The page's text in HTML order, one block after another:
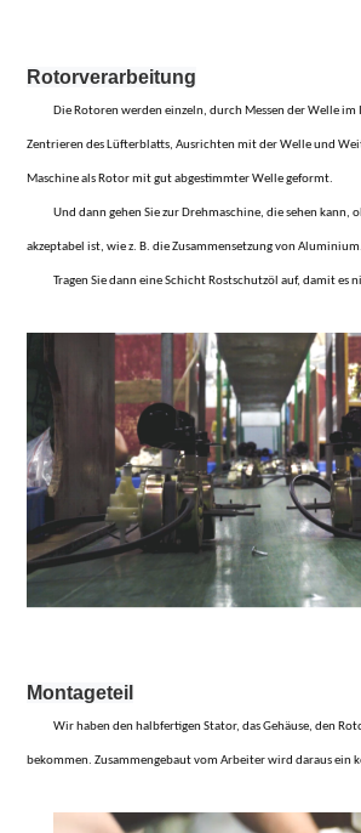
Rotorverarbeitung
Die Rotoren werden einzeln, durch Messen der Welle im
Zentrieren des Lüfterblatts, Ausrichten mit der Welle und
Maschine als Rotor mit gut abgestimmter Welle geformt.
Und dann gehen Sie zur Drehmaschine, die sehen kann,
akzeptabel ist, wie z. B. die Zusammensetzung von Aluminium.
Tragen Sie dann eine Schicht Rostschutzöl auf, damit es
Montageteil
Wir haben den halbfertigen Stator, das Gehäuse, den
bekommen. Zusammengebaut vom Arbeiter wird daraus ein